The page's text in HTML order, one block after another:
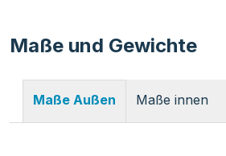
Maße und Gewichte
Maße Außen Maße innen